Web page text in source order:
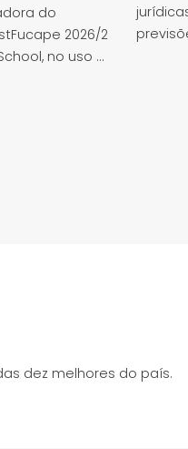
do
2026/2
no uso ...
dez melhores do país.